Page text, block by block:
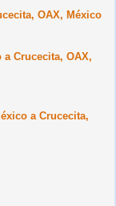
OAX, México
a Crucecita, OAX,
a Crucecita,